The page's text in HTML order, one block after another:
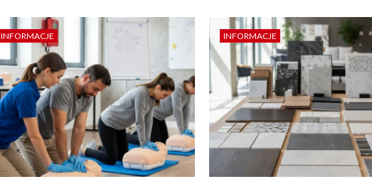
INFORMACJE INFORMACJE